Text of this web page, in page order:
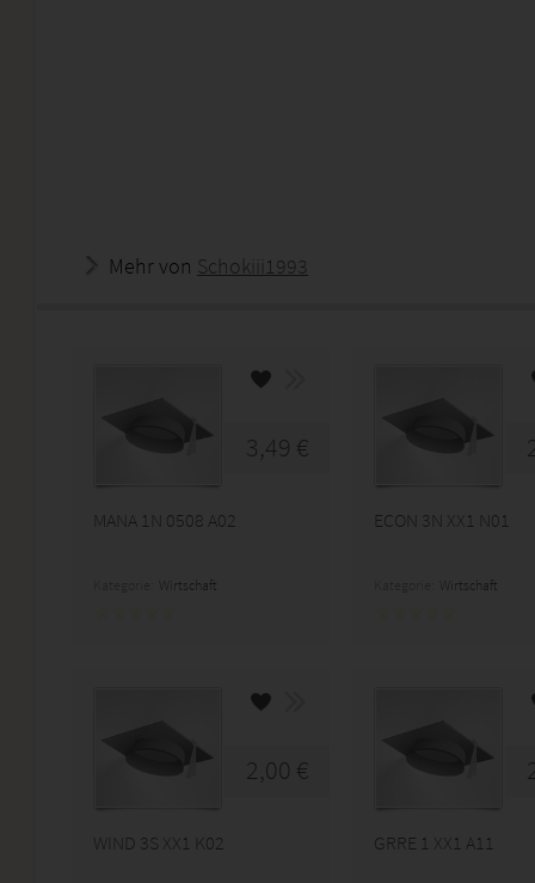
Mehr von Schokiii1993
3,49 €
MANA 1N 0508 A02
Wirtschaft
ECON 3N XX1 N01
Wirtschaft
2,00 €
WIND 3S XX1 K02 GRRE 1 XX1 A11